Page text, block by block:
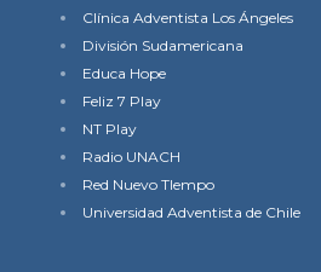
Clínica Adventista Los Ángeles
División Sudamericana
Educa Hope
Feliz 7 Play
NT Play
Radio UNACH
Red Nuevo TIempo
Universidad Adventista de Chile